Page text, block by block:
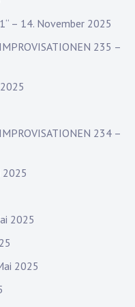
– 14. November 2025
235 –
234 –
2025
2025
2025